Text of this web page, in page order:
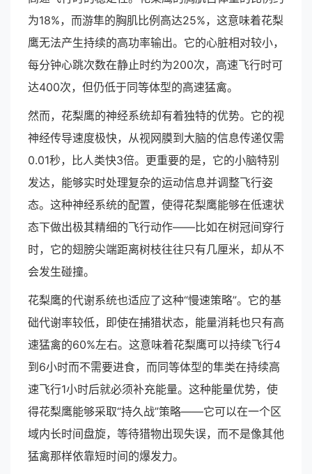
为18%，而游隼的胸肌比例高达25%，这意味着花梨
鹰无法产生持续的高功率输出。它的心脏相对较小，
每分钟心跳次数在静止时约为200次，高速飞行时可
达400次，但仍低于同等体型的高速猛禽。
然而，花梨鹰的神经系统却有着独特的优势。它的视
神经传导速度极快，从视网膜到大脑的信息传递仅需
0.01秒，比人类快3倍。更重要的是，它的小脑特别
发达，能够实时处理复杂的运动信息并调整飞行姿
态。这种神经系统的配置，使得花梨鹰能够在低速状
态下做出极其精细的飞行动作——比如在树冠间穿行
时，它的翅膀尖端距离树枝往往只有几厘米，却从不
会发生碰撞。
花梨鹰的代谢系统也适应了这种“慢速策略”。它的基
础代谢率较低，即使在捕猎状态，能量消耗也只有高
速猛禽的60%左右。这意味着花梨鹰可以持续飞行4
到6小时而不需要进食，而同等体型的隼类在持续高
速飞行1小时后就必须补充能量。这种能量优势，使
得花梨鹰能够采取“持久战”策略——它可以在一个区
域内长时间盘旋，等待猎物出现失误，而不是像其他
猛禽那样依靠短时间的爆发力。